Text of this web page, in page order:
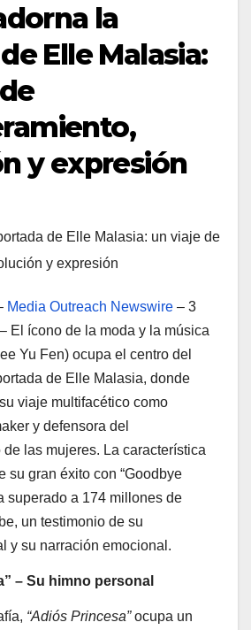
la
Elle Malasia:
y expresión
Media Outreach Newswire – 3
El ícono de la moda y la música
Yu Fen) ocupa el centro del
de Elle Malasia, donde
viaje multifacético como
y defensora del
las mujeres. La característica
su gran éxito con “Goodbye
superado a 174 millones de
un testimonio de su
y su narración emocional.
– Su himno personal
“Adiós Princesa”ocupa un